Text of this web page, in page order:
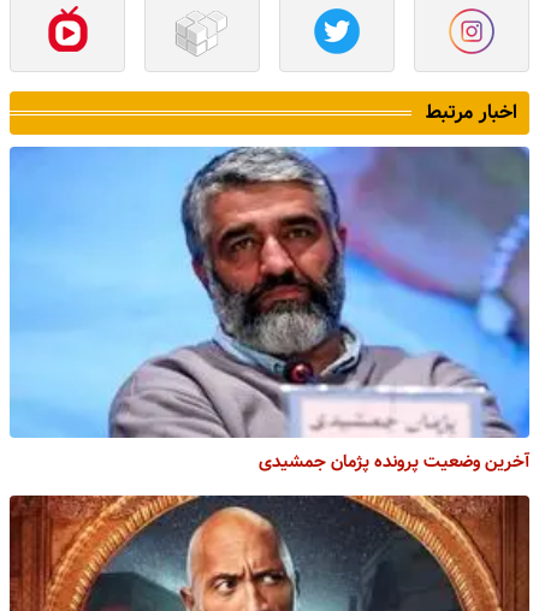
اخبار مرتبط
آخرین وضعیت پرونده پژمان جمشیدی